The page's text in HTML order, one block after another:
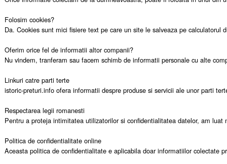
Folosim cookies?
Da. Cookies sunt mici fisiere text pe care un site le salveaza pe
Oferim orice fel de informatii altor companii?
Nu vindem, tranferam sau facem schimb de informatii personale cu alte
Linkuri catre parti terte
istoric-preturi.info ofera informatii despre produse si servicii ale unor parti
Respectarea legii romanesti
Pentru a proteja intimitatea utilizatorilor si confidentialitatea datelor, am
Politica de confidentialitate online
Aceasta politica de confidentialitate e aplicabila doar informatiilor colectate